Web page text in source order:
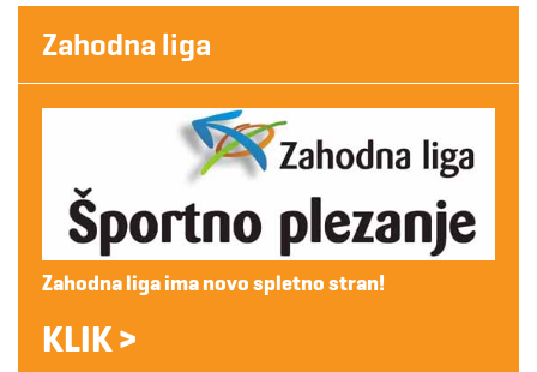
Zahodna liga
Zahodna liga ima novo spletno stran!
KLIK >